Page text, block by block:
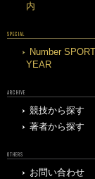
内
SPECIAL
Number
YEAR
ARCHIVE
競技から探す
著者から探す
OTHERS
お問い合わせ